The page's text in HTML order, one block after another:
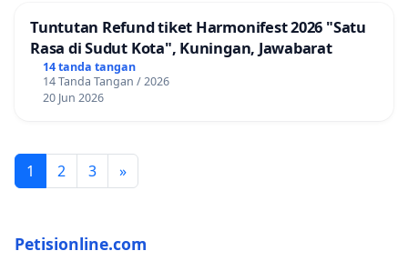
Tuntutan Refund tiket Harmonifest 2026 "Satu
Rasa di Sudut Kota", Kuningan, Jawabarat
14 tanda tangan
14 Tanda Tangan / 2026
20 Jun 2026
1 2 3 »
Petisionline.com